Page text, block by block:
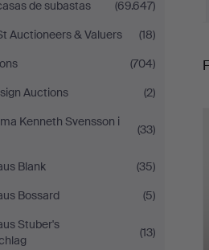
de subastas
(69.647)
Auctioneers & Valuers
(18)
(704)
Auctions
(2)
Kenneth Svensson i
(33)
Blank
(35)
Bossard
(5)
Stuber's
(13)